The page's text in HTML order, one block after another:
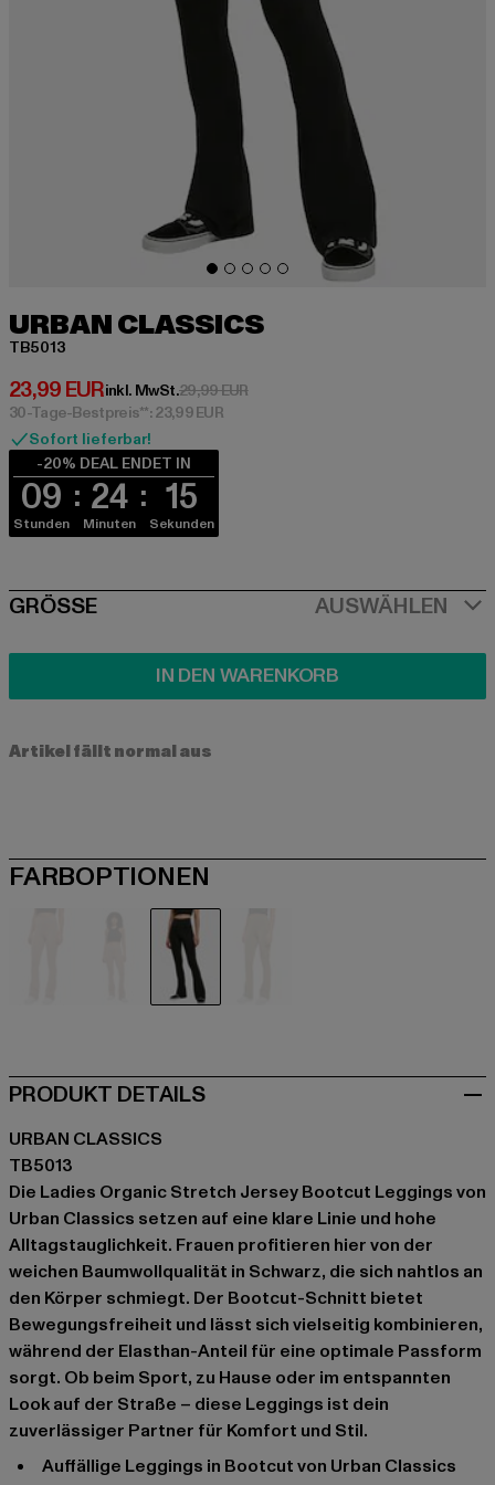
URBAN CLASSICS
TB5013
23,99 EUR
Derzeitiger Preis: 23,99 EUR
inkl. MwSt.29,99 EURAktionspreis: 29,99 EUR
30-Tage-Bestpreis**: 23,99 EUR
Sofort lieferbar!
-20% DEAL ENDET IN
09
Stunden
24
Minuten
15
Sekunden
SIZE
GRÖSSE AUSWÄHLEN
IN DEN WARENKORB
Artikel fällt normal aus
FARBOPTIONEN
PRODUKT DETAILS
URBAN CLASSICS
TB5013
Die Ladies Organic Stretch Jersey Bootcut Leggings von
Urban Classics setzen auf eine klare Linie und hohe
Alltagstauglichkeit. Frauen profitieren hier von der
weichen Baumwollqualität in Schwarz, die sich nahtlos an
den Körper schmiegt. Der Bootcut-Schnitt bietet
Bewegungsfreiheit und lässt sich vielseitig kombinieren,
während der Elasthan-Anteil für eine optimale Passform
sorgt. Ob beim Sport, zu Hause oder im entspannten
Look auf der Straße – diese Leggings ist dein
zuverlässiger Partner für Komfort und Stil.
Auffällige Leggings in Bootcut von Urban Classics